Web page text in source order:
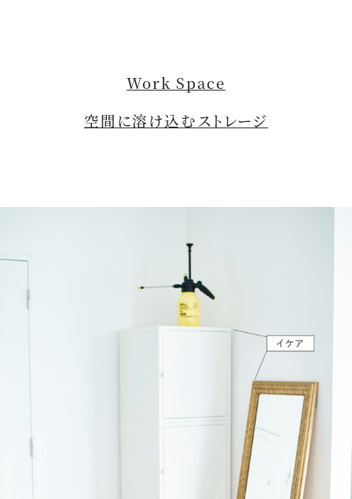
Work Space
空間に溶け込むストレージ